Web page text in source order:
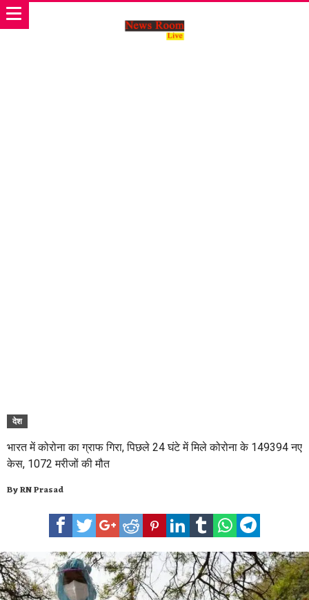
देश
भारत में कोरोना का ग्राफ गिरा, पिछले 24 घंटे में मिले कोरोना के 149394 नए
केस, 1072 मरीजों की मौत
ByRN Prasad